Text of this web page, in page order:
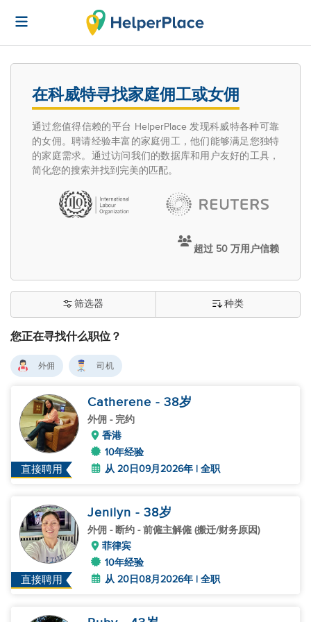
在科威特寻找家庭佣工或女佣
通过您值得信赖的平台 HelperPlace 发现科威特各种可靠
的女佣。聘请经验丰富的家庭佣工，他们能够满足您独特
的家庭需求。通过访问我们的数据库和用户友好的工具，
简化您的搜索并找到完美的匹配。
超过 50 万用户信赖
您正在寻找什么职位？
筛选器 种类
外佣 司机
直接聘用
Catherene - 38岁
外佣 - 完约
香港
10年经验
从 20日09月2026年 | 全职
直接聘用
Jenilyn - 38岁
外佣 - 断约 - 前僱主解僱 (搬迁/财务原因)
菲律宾
10年经验
从 20日08月2026年 | 全职